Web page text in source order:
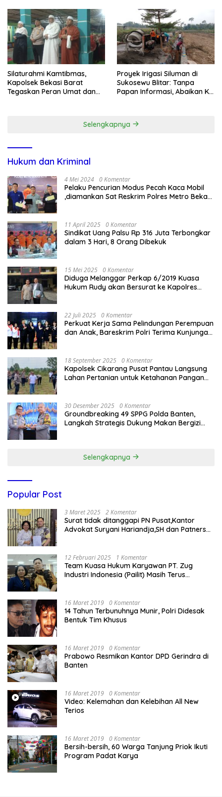
Dugaan Penganiayaan
Pembangunan
Silaturahmi Kamtibmas,
Kapolsek Bekasi Barat
Tegaskan Peran Umat dan
Proyek Irigasi Siluman di
Sukosewu Blitar: Tanpa
Papan Informasi, Abaikan K3,
Selengkapnya
Hukum dan Kriminal
4 Mei 2024 0 Komentar
Pelaku Pencurian Modus Pecah Kaca Mobil
,diamankan Sat Reskrim Polres Metro Bekasi
11 April 2025 0 Komentar
Sindikat Uang Palsu Rp 316 Juta Terbongkar
dalam 3 Hari, 8 Orang Dibekuk
15 Mei 2025 0 Komentar
Diduga Melanggar Perkap 6/2019 Kuasa
Hukum Rudy akan Bersurat ke Kapolres
22 Juli 2025 0 Komentar
Perkuat Kerja Sama Pelindungan Perempuan
dan Anak, Bareskrim Polri Terima Kunjungan
18 September 2025 0 Komentar
Kapolsek Cikarang Pusat Pantau Langsung
Lahan Pertanian untuk Ketahanan Pangan
30 Desember 2025 0 Komentar
Groundbreaking 49 SPPG Polda Banten,
Langkah Strategis Dukung Makan Bergizi
Selengkapnya
Popular Post
3 Maret 2025 2 Komentar
Surat tidak ditanggapi PN Pusat,Kantor
Advokat Suryani Hariandja,SH dan Patners
12 Februari 2025 1 Komentar
Team Kuasa Hukum Karyawan PT. Zug
Industri Indonesia (Pailit) Masih Terus
16 Maret 2019 0 Komentar
14 Tahun Terbunuhnya Munir, Polri Didesak
Bentuk Tim Khusus
16 Maret 2019 0 Komentar
Prabowo Resmikan Kantor DPD Gerindra di
Banten
16 Maret 2019 0 Komentar
Video: Kelemahan dan Kelebihan All New
Terios
16 Maret 2019 0 Komentar
Bersih-bersih, 60 Warga Tanjung Priok Ikuti
Program Padat Karya